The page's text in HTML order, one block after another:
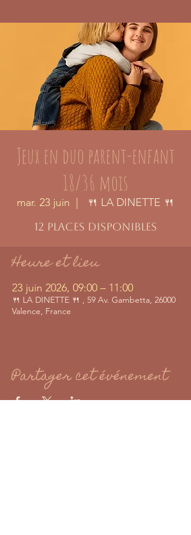
Jeux en duo parent-enfant
18/36 mois
mar. 23 juin 🍴 LA DINETTE 🍴
12 places disponibles
Heure et lieu
23 juin 2026, 09:00 – 11:00
🍴 LA DINETTE 🍴 , 59 Av. Gambetta, 26000
Valence, France
Partager cet événement